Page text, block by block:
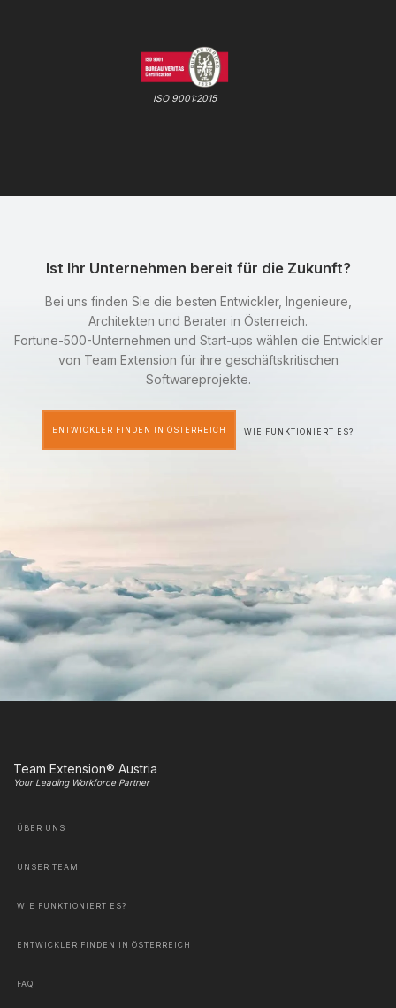
ISO 9001:2015
Ist Ihr Unternehmen bereit für die Zukunft?
Bei uns finden Sie die besten Entwickler, Ingenieure,
Architekten und Berater in Österreich.
Fortune-500-Unternehmen und Start-ups wählen die Entwickler
von Team Extension für ihre geschäftskritischen
Softwareprojekte.
ENTWICKLER FINDEN IN ÖSTERREICH WIE FUNKTIONIERT ES?
Team Extension® Austria
Your Leading Workforce Partner
ÜBER UNS
UNSER TEAM
WIE FUNKTIONIERT ES?
ENTWICKLER FINDEN IN ÖSTERREICH
FAQ